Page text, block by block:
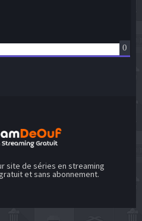
0
site de séries en streaming
et sans abonnement.